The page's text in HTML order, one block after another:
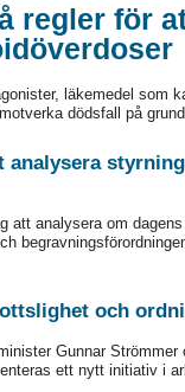
regler för
läkemedel som
dödsfall på grund
att analysera om
och
Gunnar
ett nytt initiativ i